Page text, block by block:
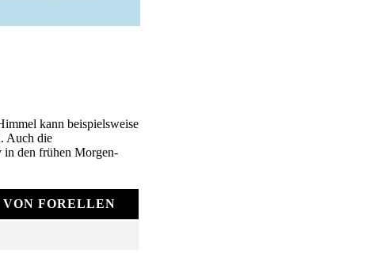
kann beispielsweise
Auch die
in den frühen Morgen-
FORELLEN